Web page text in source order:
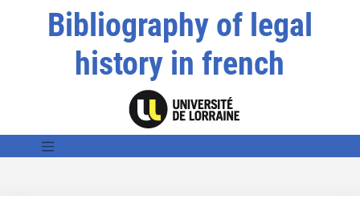
Bibliography of legal
history in french